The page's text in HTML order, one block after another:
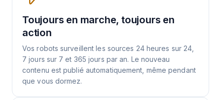
Toujours en marche, toujours en
action
Vos robots surveillent les sources 24 heures sur 24,
7 jours sur 7 et 365 jours par an. Le nouveau
contenu est publié automatiquement, même pendant
que vous dormez.